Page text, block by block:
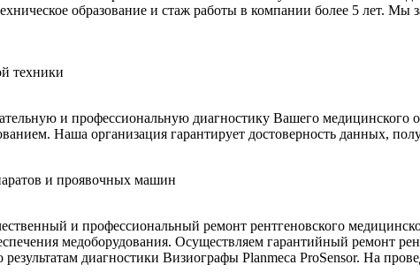
образование и стаж работы в компании более 5 лет.
и профессиональную диагностику Вашего
Наша организация гарантирует достоверность данных,
и профессиональный ремонт рентгеновского
медоборудования. Осуществляем гарантийный ремонт
диагностики Визиографы Planmeca ProSensor. На